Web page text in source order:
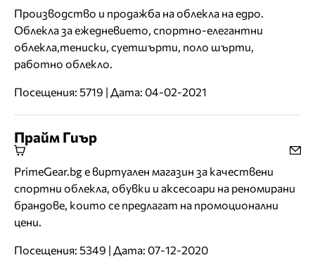
Производство и продажба на облекла на едро.
Облекла за ежедневието, спортно-елегантни
облекла,тениски, суетшърти, поло шърти,
работно облекло.
Посещения: 5719 | Дата: 04-02-2021
Прайм Гиър
PrimeGear.bg е виртуален магазин за качествени
спортни облекла, обувки и аксесоари на реномирани
брандове, които се предлагат на промоционални
цени.
Посещения: 5349 | Дата: 07-12-2020